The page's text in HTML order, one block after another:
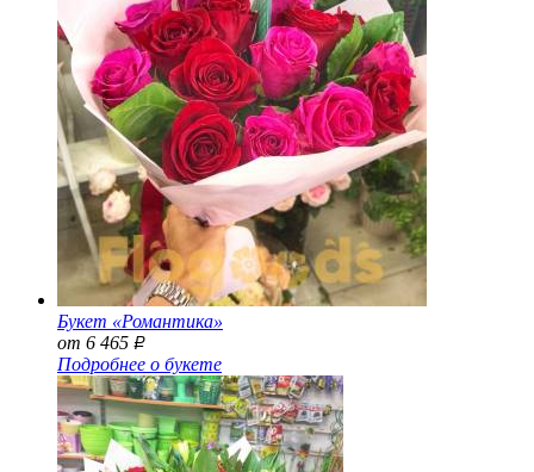
Букет «Романтика»
от 6 465 Р
Подробнее о букете